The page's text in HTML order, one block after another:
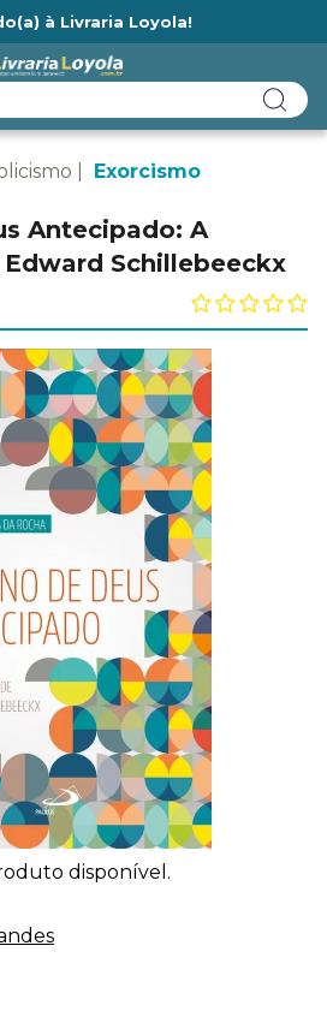
à Livraria Loyola!
Exorcismo
Antecipado: A
Schillebeeckx
disponível.